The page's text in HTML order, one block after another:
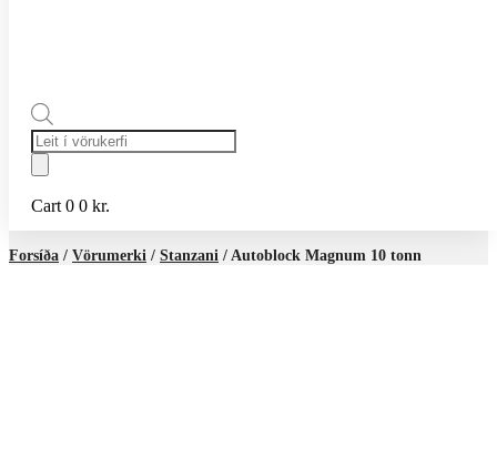
Products
search
Cart 0 0 kr.
Forsíða / Vörumerki / Stanzani / Autoblock Magnum 10 tonn